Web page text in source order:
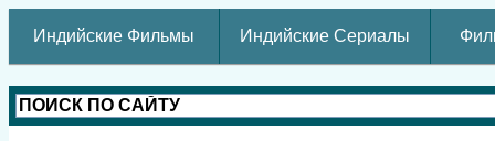
Индийские Фильмы Индийские Сериалы